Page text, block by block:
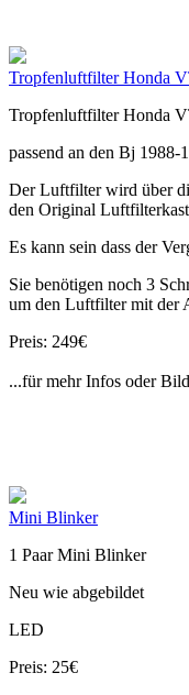
Tropfenluftfilter Honda
Tropfenluftfilter Honda
passend an den Bj 1988-
Der Luftfilter wird über
den Original
Es kann sein dass der
Sie benötigen noch 3
um den Luftfilter mit der
Preis: 249€
...für mehr Infos oder
Mini Blinker
1 Paar Mini Blinker
Neu wie abgebildet
LED
Preis: 25€